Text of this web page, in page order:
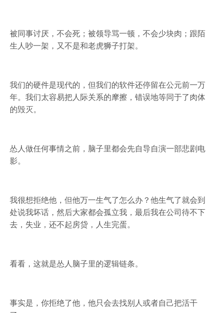
被同事讨厌，不会死；被领导骂一顿，不会少块肉；跟陌
生人吵一架，又不是和老虎狮子打架。
我们的硬件是现代的，但我们的软件还停留在公元前一万
年。我们太容易把人际关系的摩擦，错误地等同于了肉体
的毁灭。
怂人做任何事情之前，脑子里都会先自导自演一部悲剧电
影。
我很想拒绝他，但他万一生气了怎么办？他生气了就会到
处说我坏话，然后大家都会孤立我，最后我在公司待不下
去，失业，还不起房贷，人生完蛋。
看看，这就是怂人脑子里的逻辑链条。
事实是，你拒绝了他，他只会去找别人或者自己把活干